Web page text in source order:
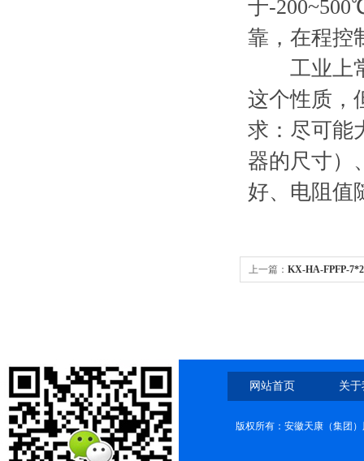
于-
靠，在程控
工业上常
这个性质，
求：尽可能
器的尺寸）
好、电阻值
上一篇： KX-HA-FPFP-
网站首页 关
版权所有：安徽天康（集团